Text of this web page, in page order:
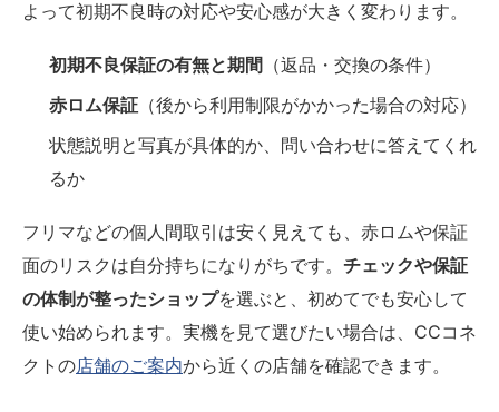
よって初期不良時の対応や安心感が大きく変わります。
初期不良保証の有無と期間 （返品・交換の条件）
赤ロム保証 （後から利用制限がかかった場合の対応）
状態説明と写真が具体的か、問い合わせに答えてくれ
るか
フリマなどの個人間取引は安く見えても、赤ロムや保証
面のリスクは自分持ちになりがちです。 チェックや保証
の体制が整ったショップを選ぶと、初めてでも安心して
使い始められます。実機を見て選びたい場合は、CCコネ
クトの店舗のご案内から近くの店舗を確認できます。